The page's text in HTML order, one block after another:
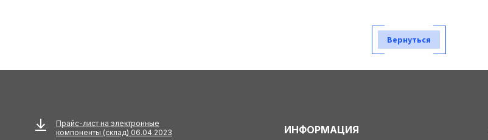
Вернуться
Прайс-лист на электронные
компоненты (склад) 06.04.2023
ИНФОРМАЦИЯ